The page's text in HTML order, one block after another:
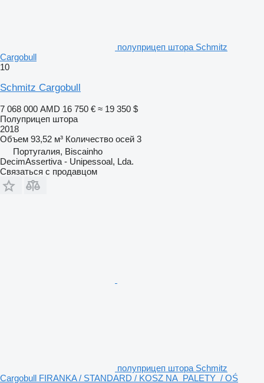
полуприцеп штора Schmitz
Cargobull
10
Schmitz Cargobull
7 068 000 AMD 16 750 € ≈ 19 350 $
Полуприцеп штора
2018
Объем 93,52 м³ Количество осей 3
Португалия, Biscainho
DecimAssertiva - Unipessoal, Lda.
Связаться с продавцом
полуприцеп штора Schmitz
Cargobull FIRANKA / STANDARD / KOSZ NA PALETY / OŚ